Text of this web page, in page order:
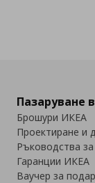
Пазаруване
Брошури ИКЕА
Проектиране и
Ръководства за
Гаранции ИКЕА
Ваучер за